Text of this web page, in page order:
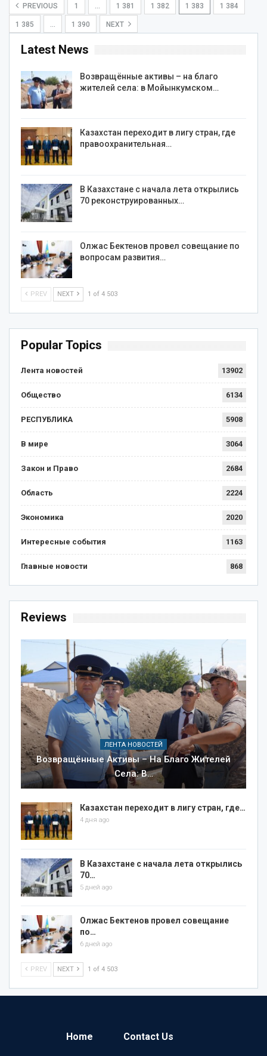
PREVIOUS 1 … 1 381 1 382 1 383 1 384
1 385 … 1 390 NEXT
Latest News
Возвращённые активы – на благо
жителей села: в Мойынкумском…
Казахстан переходит в лигу стран, где
правоохранительная…
В Казахстане с начала лета открылись
70 реконструированных…
Олжас Бектенов провел совещание по
вопросам развития…
PREV NEXT 1 of 4 503
Popular Topics
Лента новостей 13902
Общество 6134
РЕСПУБЛИКА 5908
В мире 3064
Закон и Право 2684
Область 2224
Экономика 2020
Интересные события 1163
Главные новости 868
Reviews
ЛЕНТА НОВОСТЕЙ
Возвращённые Активы – На Благо Жителей
Села: В…
Казахстан переходит в лигу стран, где…
4 дня ago
В Казахстане с начала лета открылись
70…
5 дней ago
Олжас Бектенов провел совещание
по…
6 дней ago
PREV NEXT 1 of 4 503
Home Contact Us